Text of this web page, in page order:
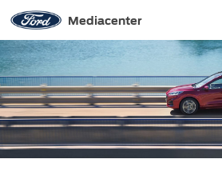
Mediacenter